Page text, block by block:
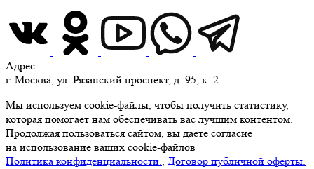
Адрес:
г. Москва, ул. Рязанский проспект, д. 95, к. 2
Мы используем cookie-файлы, чтобы получить статистику,
которая помогает нам обеспечивать вас лучшим контентом.
Продолжая пользоваться сайтом, вы даете согласие
на использование ваших cookie-файлов
Политика конфиденциальности., Договор публичной оферты.